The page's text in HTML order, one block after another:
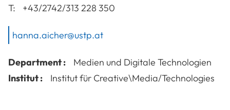
T:
+43/2742/313 228 350
hanna.aicher@ustp.at
Department :
Medien und Digitale Technologien
Institut :
Institut für Creative\Media/Technologies